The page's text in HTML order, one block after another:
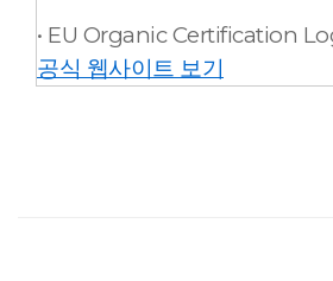
• EU Organic Certification
공식 웹사이트 보기